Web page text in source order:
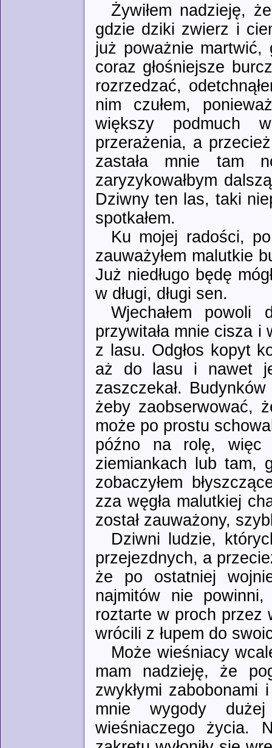
Żywiłem nadzieję,
gdzie dziki zwierz i
już poważnie martwić,
coraz głośniejsze
rozrzedzać,
nim czułem,
większy podmuch
przerażenia, a
zastała mnie tam
zaryzykowałbym
Dziwny ten las, taki
spotkałem.
Ku mojej radości,
zauważyłem malutkie
Już niedługo będę
w długi, długi sen.
Wjechałem powoli
przywitała mnie cisza
z lasu. Odgłos kopyt
aż do lasu i nawet
zaszczekał.
żeby zaobserwować,
może po prostu
późno na rolę, więc
ziemiankach lub tam,
zobaczyłem
zza węgła malutkiej
został zauważony,
Dziwni ludzie,
przejezdnych, a
że po ostatniej
najmitów nie
roztarte w proch przez
wrócili z łupem do
Może wieśniacy
mam nadzieję, że
zwykłymi zabobonami
mnie wygody
wieśniaczego życia.